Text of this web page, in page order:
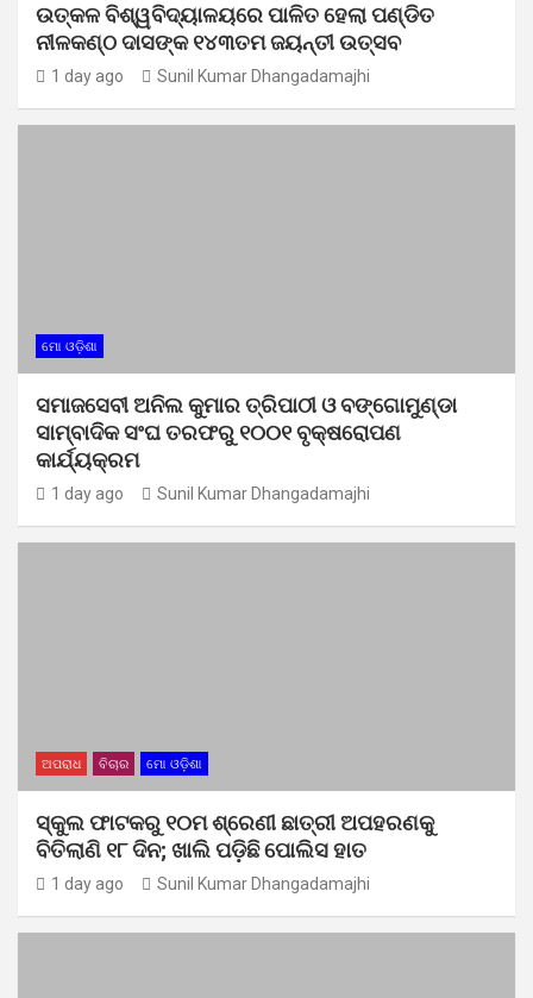
ଉତ୍କଳ ବିଶ୍ୱବିଦ୍ୟାଳୟରେ ପାଳିତ ହେଲା ପଣ୍ଡିତ
ନୀଳକଣ୍ଠ ଦାସଙ୍କ ୧୪୩ତମ ଜୟନ୍ତୀ ଉତ୍ସବ
1 day ago Sunil Kumar Dhangadamajhi
ମୋ ଓଡ଼ିଶା
ସମାଜସେବୀ ଅନିଲ କୁମାର ତ୍ରିପାଠୀ ଓ ବଙ୍ଗୋମୁଣ୍ଡା
ସାମ୍ବାଦିକ ସଂଘ ତରଫରୁ ୧୦୦୧ ବୃକ୍ଷରୋପଣ
କାର୍ଯ୍ୟକ୍ରମ
1 day ago Sunil Kumar Dhangadamajhi
ଅପରାଧ ବିଚାର ମୋ ଓଡ଼ିଶା
ସ୍କୁଲ ଫାଟକରୁ ୧୦ମ ଶ୍ରେଣୀ ଛାତ୍ରୀ ଅପହରଣକୁ
ବିତିଲାଣି ୧୮ ଦିନ; ଖାଲି ପଡ଼ିଛି ପୋଲିସ ହାତ
1 day ago Sunil Kumar Dhangadamajhi